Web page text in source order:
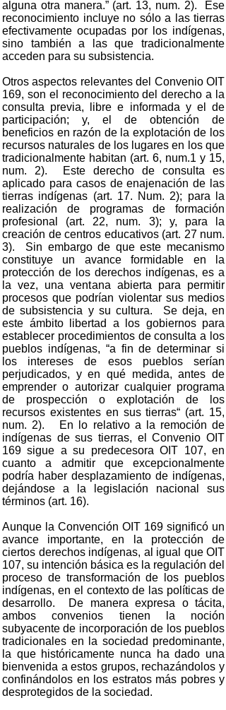
alguna otra manera.” (art. 13, num. 2). Ese
reconocimiento incluye no sólo a las tierras
efectivamente ocupadas por los indígenas,
sino también a las que tradicionalmente
acceden para su subsistencia.
Otros aspectos relevantes del Convenio OIT
169, son el reconocimiento del derecho a la
consulta previa, libre e informada y el de
participación; y, el de obtención de
beneficios en razón de la explotación de los
recursos naturales de los lugares en los que
tradicionalmente habitan (art. 6, num.1 y 15,
num. 2). Este derecho de consulta es
aplicado para casos de enajenación de las
tierras indígenas (art. 17. Num. 2); para la
realización de programas de formación
profesional (art. 22, num. 3); y, para la
creación de centros educativos (art. 27 num.
3). Sin embargo de que este mecanismo
constituye un avance formidable en la
protección de los derechos indígenas, es a
la vez, una ventana abierta para permitir
procesos que podrían violentar sus medios
de subsistencia y su cultura. Se deja, en
este ámbito libertad a los gobiernos para
establecer procedimientos de consulta a los
pueblos indígenas, “a fin de determinar si
los intereses de esos pueblos serían
perjudicados, y en qué medida, antes de
emprender o autorizar cualquier programa
de prospección o explotación de los
recursos existentes en sus tierras“ (art. 15,
num. 2). En lo relativo a la remoción de
indígenas de sus tierras, el Convenio OIT
169 sigue a su predecesora OIT 107, en
cuanto a admitir que excepcionalmente
podría haber desplazamiento de indígenas,
dejándose a la legislación nacional sus
términos (art. 16).
Aunque la Convención OIT 169 significó un
avance importante, en la protección de
ciertos derechos indígenas, al igual que OIT
107, su intención básica es la regulación del
proceso de transformación de los pueblos
indígenas, en el contexto de las políticas de
desarrollo. De manera expresa o tácita,
ambos convenios tienen la noción
subyacente de incorporación de los pueblos
tradicionales en la sociedad predominante,
la que históricamente nunca ha dado una
bienvenida a estos grupos, rechazándolos y
confinándolos en los estratos más pobres y
desprotegidos de la sociedad.